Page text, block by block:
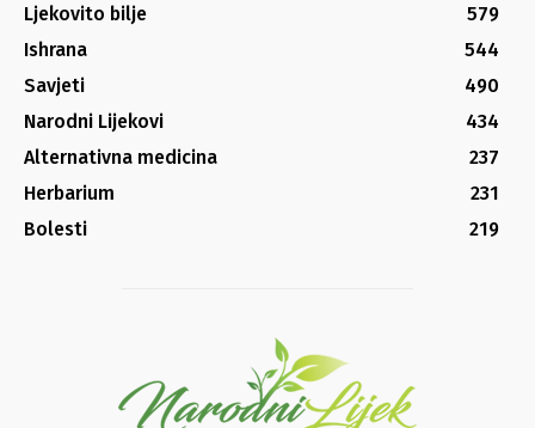
Ljekovito bilje
579
Ishrana
544
Savjeti
490
Narodni Lijekovi
434
Alternativna medicina
237
Herbarium
231
Bolesti
219